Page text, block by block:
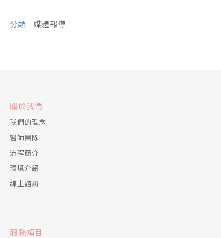
分類: 媒體報導
關於我們
我們的理念
醫師團隊
流程簡介
環境介紹
線上諮詢
服務項目